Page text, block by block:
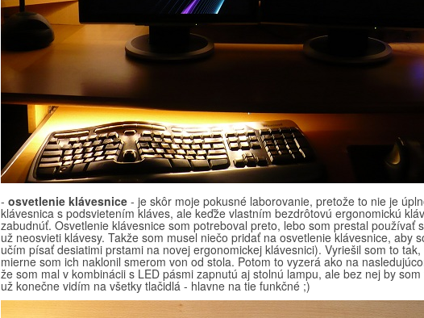
- osvetlenie klávesnice - je skôr moje pokusné laborovanie, pretože to nie je
klávesnica s podsvietením kláves, ale keďže vlastním bezdrôtovú ergonomickú
zabudnúť. Osvetlenie klávesnice som potreboval preto, lebo som prestal používať
už neosvieti klávesy. Takže som musel niečo pridať na osvetlenie klávesnice, aby
učím písať desiatimi prstami na novej ergonomickej klávesnici). Vyriešil som to
mierne som ich naklonil smerom von od stola. Potom to vyzerá ako na
že som mal v kombinácii s LED pásmi zapnutú aj stolnú lampu, ale bez nej by
už konečne vidím na všetky tlačidlá - hlavne na tie funkčné ;)